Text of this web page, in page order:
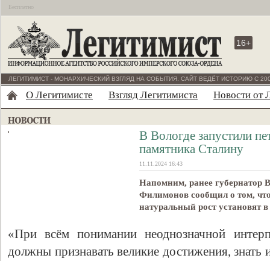
Бесплатно
16+
ЛЕГИТИМИСТ - МОНАРХИЧЕСКИЙ ВЗГЛЯД НА СОБЫТИЯ. САЙТ ВЕДЁТ ИСТОРИЮ С
О Легитимисте Взгляд Легитимиста Новости от
В Вологде запустили
памятника Сталину
11.11.2024 16:43
Напомним, ранее губернатор
Филимонов сообщил о том,
натуральный рост установят
«При всём понимании неоднозначной
должны признавать великие достижения, знать